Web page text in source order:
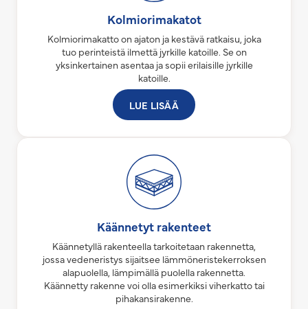
Kolmiorimakatot
Kolmiorimakatto on ajaton ja kestävä ratkaisu, joka
tuo perinteistä ilmettä jyrkille katoille. Se on
yksinkertainen asentaa ja sopii erilaisille jyrkille
katoille.
LUE LISÄÄ
Käännetyt rakenteet
Käännetyllä rakenteella tarkoitetaan rakennetta,
jossa vedeneristys sijaitsee lämmöneristekerroksen
alapuolella, lämpimällä puolella rakennetta.
Käännetty rakenne voi olla esimerkiksi viherkatto tai
pihakansirakenne.